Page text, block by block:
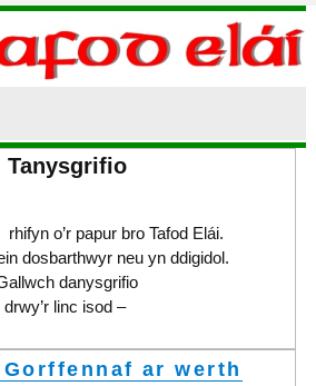
Tanysgrifio
o’r papur bro Tafod Elái.
dosbarthwyr neu yn ddigidol.
danysgrifio
drwy’r linc isod –
ar werth